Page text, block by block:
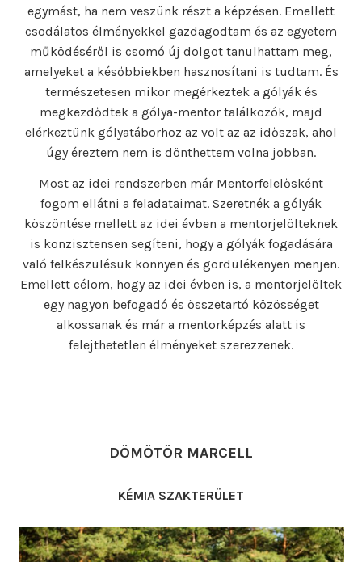
egymást, ha nem veszünk részt a képzésen. Emellett
csodálatos élményekkel gazdagodtam és az egyetem
működéséről is csomó új dolgot tanulhattam meg,
amelyeket a későbbiekben hasznosítani is tudtam. És
természetesen mikor megérkeztek a gólyák és
megkezdődtek a gólya-mentor találkozók, majd
elérkeztünk gólyatáborhoz az volt az az időszak, ahol
úgy éreztem nem is dönthettem volna jobban.
Most az idei rendszerben már Mentorfelelősként
fogom ellátni a feladataimat. Szeretnék a gólyák
köszöntése mellett az idei évben a mentorjelölteknek
is konzisztensen segíteni, hogy a gólyák fogadására
való felkészülésük könnyen és gördülékenyen menjen.
Emellett célom, hogy az idei évben is, a mentorjelöltek
egy nagyon befogadó és összetartó közösséget
alkossanak és már a mentorképzés alatt is
felejthetetlen élményeket szerezzenek.
DÖMÖTÖR MARCELL
KÉMIA SZAKTERÜLET